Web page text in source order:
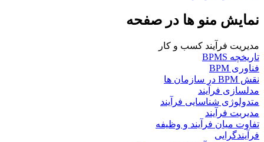
نمایش منو ها در صفحه
مدیریت فرآیند کسب و کار
تاریخچه BPMS
فناوری BPM
نقش BPM در سازمان ها
مدلسازی فرآیند
متدولوژی شناسایی فرآیند
مدیریت فرآیند
تفاوت میان فرآیند و وظیفه
فرآیندگرایی